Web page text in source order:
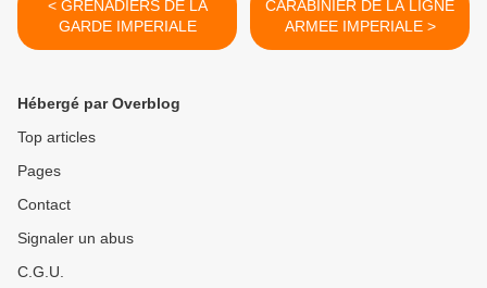
< GRENADIERS DE LA
GARDE IMPERIALE
CARABINIER DE LA LIGNE
ARMEE IMPERIALE >
Hébergé par Overblog
Top articles
Pages
Contact
Signaler un abus
C.G.U.